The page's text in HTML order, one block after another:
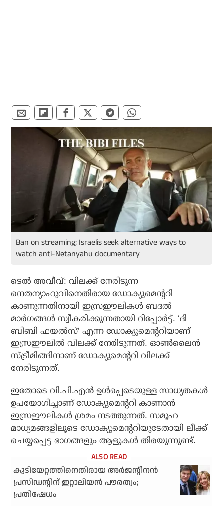
Ban on streaming; Israelis seek alternative ways to
watch anti-Netanyahu documentary
ടെല്‍ അവീവ്: വിലക്ക് നേരിടുന്ന
നെതന്യാഹുവിനെതിരായ ഡോക്യുമെന്ററി
കാണുന്നതിനായി ഇസ്രഈലികള്‍ ബദല്‍
മാര്‍ഗങ്ങള്‍ സ്വീകരിക്കുന്നതായി റിപ്പോര്‍ട്ട്. ‘ദി
ബിബി ഫയല്‍സ്’ എന്ന ഡോക്യുമെന്ററിയാണ്
ഇസ്രഈലില്‍ വിലക്ക് നേരിടുന്നത്. ഓണ്‍ലൈന്‍
സ്ട്രീമിങ്ങിനാണ് ഡോക്യുമെന്ററി വിലക്ക്
നേരിടുന്നത്.
ഇതോടെ വി.പി.എന്‍ ഉള്‍പ്പെടെയുള്ള സാധ്യതകള്‍
ഉപയോഗിച്ചാണ് ഡോക്യുമെന്ററി കാണാന്‍
ഇസ്രഈലികള്‍ ശ്രമം നടത്തുന്നത്. സമൂഹ
മാധ്യമങ്ങളിലൂടെ ഡോക്യുമെന്ററിയുടേതായി ലീക്ക്
ചെയ്യപ്പെട്ട ഭാഗങ്ങളും ആളുകള്‍ തിരയുന്നുണ്ട്.
കുടിയേറ്റത്തിനെതിരായ അര്‍ജന്റീനന്‍
പ്രസിഡന്റിന് ഇറ്റാലിയന്‍ പൗരത്വം;
പ്രതിഷേധം